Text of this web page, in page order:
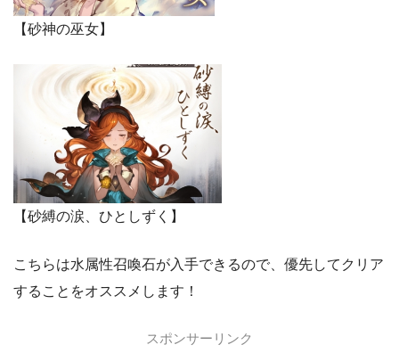
【砂神の巫女】
【砂縛の涙、ひとしずく】
こちらは水属性召喚石が入手できるので、優先してクリア
することをオススメします！
スポンサーリンク